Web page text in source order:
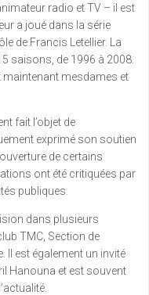
radio et TV – il est
a joué dans la série
de Francis Letellier. La
saisons, de 1996 à 2008.
maintenant mesdames et
fait l’objet de
exprimé son soutien
de certains
ont été critiquées par
publiques.
dans plusieurs
TMC, Section de
Il est également un invité
Hanouna et est souvent